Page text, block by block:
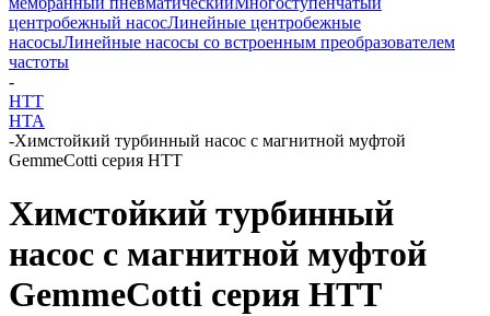
центробежный насосЛинейные центробежные
насосыЛинейные насосы со встроенным преобразователем
частоты
-
HTT
HTA
-Химстойкий турбинный насос с магнитной муфтой
GemmeCotti серия HTT
Химстойкий турбинный
насос с магнитной муфтой
GemmeCotti серия HTT